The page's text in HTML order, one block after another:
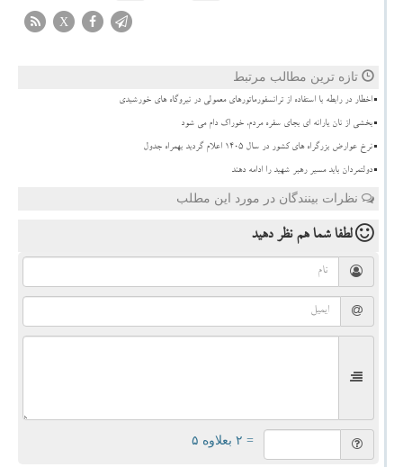
X
تازه ترین مطالب مرتبط
اخطار در رابطه با استفاده از ترانسفورماتورهای معمولی در نیروگاه های خورشیدی
بخشی از نان یارانه ای بجای سفره مردم، خوراک دام می شود
نرخ عوارض بزرگراه های کشور در سال ۱۴۰۵ اعلام گردید بهمراه جدول
دولتمردان باید مسیر رهبر شهید را ادامه دهند
نظرات بینندگان در مورد این مطلب
لطفا شما همنظر دهید
= ۲ بعلاوه ۵